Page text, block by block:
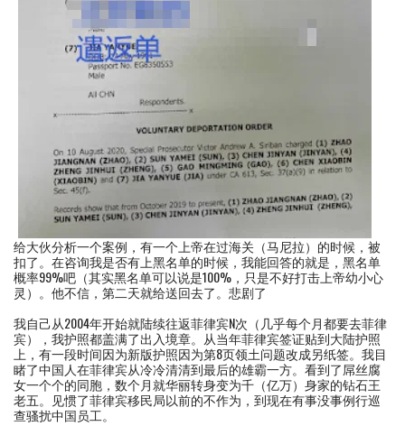
给大伙分析一个案例，有一个上帝在过海关（马尼拉）的时候，被
扣了。在咨询我是否有上黑名单的时候，我能回答的就是，黑名单
概率99%吧（其实黑名单可以说是100%，只是不好打击上帝幼小心
灵）。他不信，第二天就给送回去了。悲剧了
我自己从2004年开始就陆续往返菲律宾N次（几乎每个月都要去菲律
宾），我护照都盖满了出入境章。从当年菲律宾签证贴到大陆护照
上，有一段时间因为新版护照因为第8页领土问题改成另纸签。我目
睹了中国人在菲律宾从冷冷清清到最后的雄霸一方。看到了屌丝腐
女一个个的同胞，数个月就华丽转身变为千（亿万）身家的钻石王
老五。见惯了菲律宾移民局以前的不作为，到现在有事没事例行巡
查骚扰中国员工。